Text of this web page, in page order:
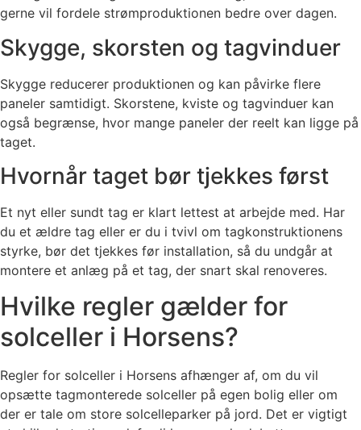
gerne vil fordele strømproduktionen bedre over dagen.
Skygge, skorsten og tagvinduer
Skygge reducerer produktionen og kan påvirke flere
paneler samtidigt. Skorstene, kviste og tagvinduer kan
også begrænse, hvor mange paneler der reelt kan ligge på
taget.
Hvornår taget bør tjekkes først
Et nyt eller sundt tag er klart lettest at arbejde med. Har
du et ældre tag eller er du i tvivl om tagkonstruktionens
styrke, bør det tjekkes før installation, så du undgår at
montere et anlæg på et tag, der snart skal renoveres.
Hvilke regler gælder for
solceller i Horsens?
Regler for solceller i Horsens afhænger af, om du vil
opsætte tagmonterede solceller på egen bolig eller om
der er tale om store solcelleparker på jord. Det er vigtigt